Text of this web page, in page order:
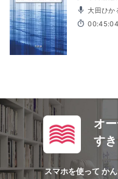
大田ひか
00:45:04
オ
す
スマホを使って か